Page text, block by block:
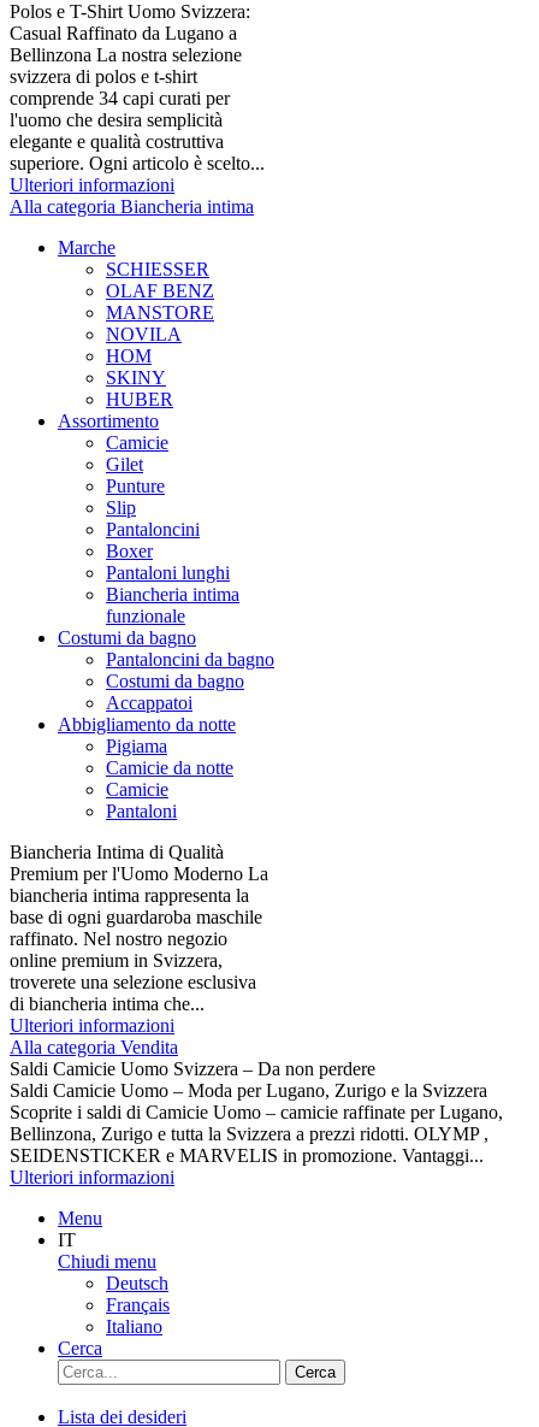
Polos e T-Shirt Uomo Svizzera:
Casual Raffinato da Lugano a
Bellinzona La nostra selezione
svizzera di polos e t-shirt
comprende 34 capi curati per
l'uomo che desira semplicità
elegante e qualità costruttiva
superiore. Ogni articolo è scelto...
Ulteriori informazioni
Alla categoria Biancheria intima
Marche
SCHIESSER
OLAF BENZ
MANSTORE
NOVILA
HOM
SKINY
HUBER
Assortimento
Camicie
Gilet
Punture
Slip
Pantaloncini
Boxer
Pantaloni lunghi
Biancheria intima
funzionale
Costumi da bagno
Pantaloncini da bagno
Costumi da bagno
Accappatoi
Abbigliamento da notte
Pigiama
Camicie da notte
Camicie
Pantaloni
Biancheria Intima di Qualità
Premium per l'Uomo Moderno La
biancheria intima rappresenta la
base di ogni guardaroba maschile
raffinato. Nel nostro negozio
online premium in Svizzera,
troverete una selezione esclusiva
di biancheria intima che...
Ulteriori informazioni
Alla categoria Vendita
Saldi Camicie Uomo Svizzera – Da non perdere
Saldi Camicie Uomo – Moda per Lugano, Zurigo e la Svizzera
Scoprite i saldi di Camicie Uomo – camicie raffinate per Lugano,
Bellinzona, Zurigo e tutta la Svizzera a prezzi ridotti. OLYMP ,
SEIDENSTICKER e MARVELIS in promozione. Vantaggi...
Ulteriori informazioni
Menu
IT
Chiudi menu
Deutsch
Français
Italiano
Cerca
Cerca
Lista dei desideri